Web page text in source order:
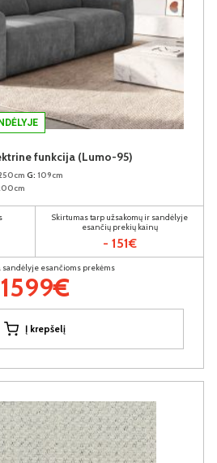
funkcija (Lumo-95)
G: 109cm
Skirtumas tarp užsakomų ir sandėlyje
esančių prekių kainų
- 151€
sandėlyje esančioms prekėms
1599€
Į krepšelį